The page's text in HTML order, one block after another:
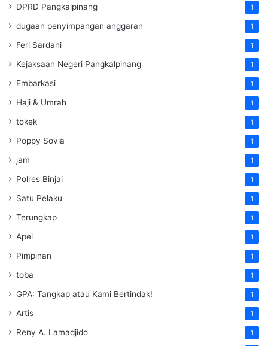
DPRD Pangkalpinang 1
dugaan penyimpangan anggaran 1
Feri Sardani 1
Kejaksaan Negeri Pangkalpinang 1
Embarkasi 1
Haji & Umrah 1
tokek 1
Poppy Sovia 1
jam 1
Polres Binjai 1
Satu Pelaku 1
Terungkap 1
Apel 1
Pimpinan 1
toba 1
GPA: Tangkap atau Kami Bertindak! 1
Artis 1
Reny A. Lamadjido 1